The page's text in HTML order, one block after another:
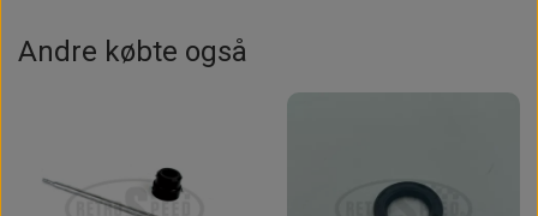
Andre købte også